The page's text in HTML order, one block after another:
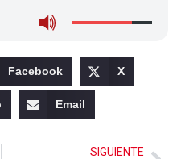
Facebook X
Email
SIGUIENTE